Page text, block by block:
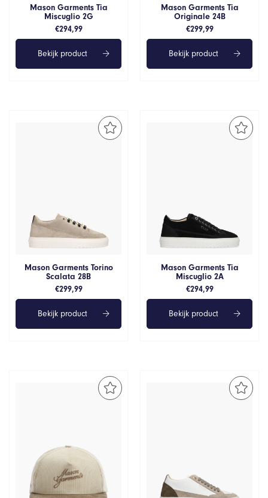
Mason Garments Tia
Miscuglio 2G
€294,99
Bekijk product
Mason Garments Tia
Originale 24B
€299,99
Bekijk product
Mason Garments Torino
Scalata 28B
€299,99
Bekijk product
Mason Garments Tia
Miscuglio 2A
€294,99
Bekijk product